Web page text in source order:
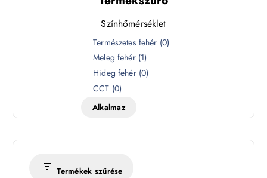
Színhőmérséklet
é
s
Természetes fehér (0)
Meleg fehér (1)
Hideg fehér (0)
CCT (0)
Alkalmaz
Termékek szűrése